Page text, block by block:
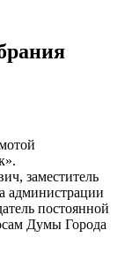
заместитель
администрации
постоянной
Думы Города